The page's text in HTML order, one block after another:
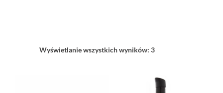
Wyświetlanie wszystkich wyników: 3